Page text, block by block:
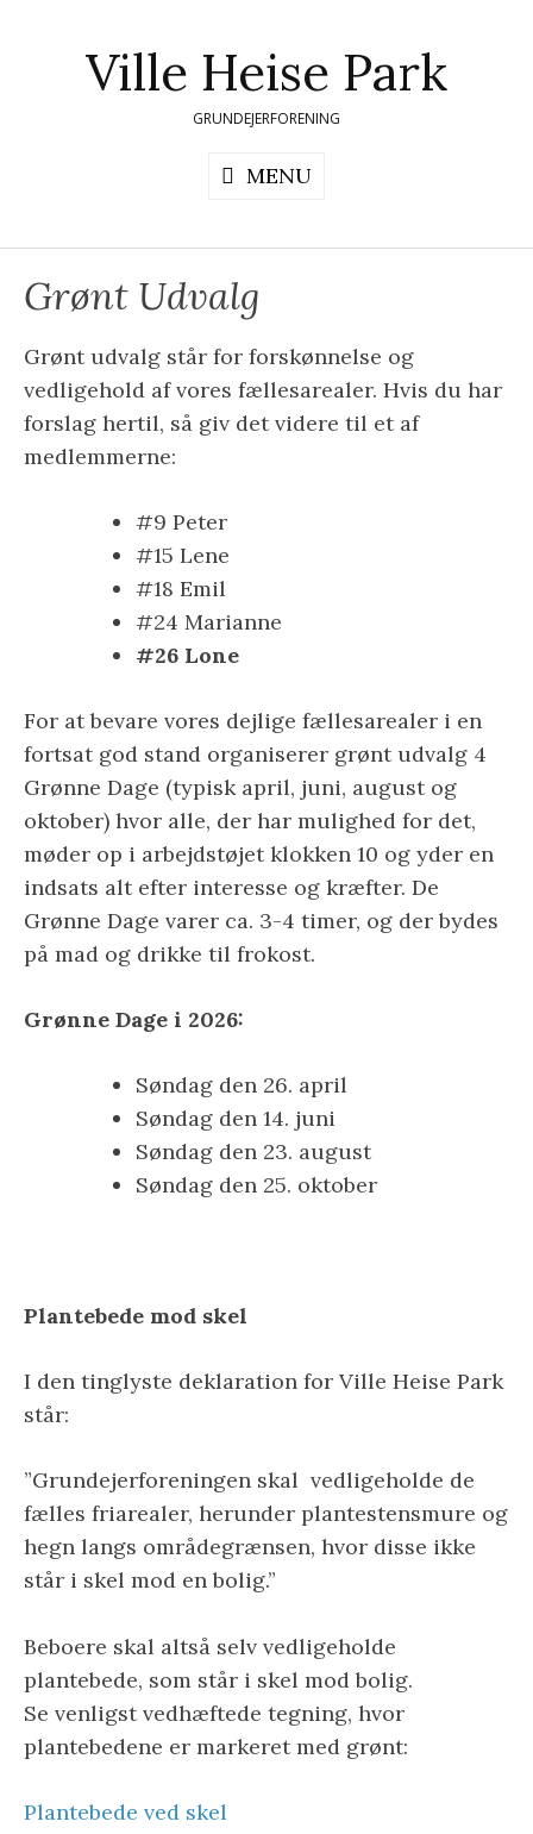
Ville Heise Park
GRUNDEJERFORENING
MENU
Grønt Udvalg
Grønt udvalg står for forskønnelse og
vedligehold af vores fællesarealer. Hvis du har
forslag hertil, så giv det videre til et af
medlemmerne:
#9 Peter
#15 Lene
#18 Emil
#24 Marianne
#26 Lone
For at bevare vores dejlige fællesarealer i en
fortsat god stand organiserer grønt udvalg 4
Grønne Dage (typisk april, juni, august og
oktober) hvor alle, der har mulighed for det,
møder op i arbejdstøjet klokken 10 og yder en
indsats alt efter interesse og kræfter. De
Grønne Dage varer ca. 3-4 timer, og der bydes
på mad og drikke til frokost.
Grønne Dage i 2026:
Søndag den 26. april
Søndag den 14. juni
Søndag den 23. august
Søndag den 25. oktober
Plantebede mod skel
I den tinglyste deklaration for Ville Heise Park
står:
”Grundejerforeningen skal vedligeholde de
fælles friarealer, herunder plantestensmure og
hegn langs områdegrænsen, hvor disse ikke
står i skel mod en bolig.”
Beboere skal altså selv vedligeholde
plantebede, som står i skel mod bolig.
Se venligst vedhæftede tegning, hvor
plantebedene er markeret med grønt:
Plantebede ved skel